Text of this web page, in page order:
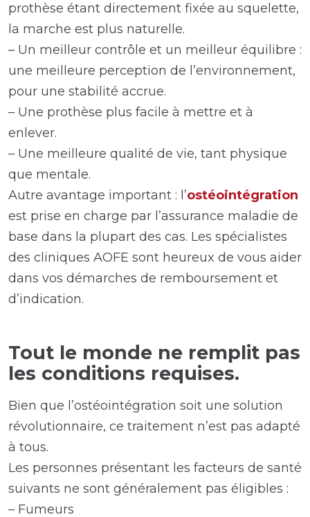
prothèse étant directement fixée au squelette,
la marche est plus naturelle.
– Un meilleur contrôle et un meilleur équilibre :
une meilleure perception de l’environnement,
pour une stabilité accrue.
– Une prothèse plus facile à mettre et à
enlever.
– Une meilleure qualité de vie, tant physique
que mentale.
Autre avantage important : l’ostéointégration
est prise en charge par l’assurance maladie de
base dans la plupart des cas. Les spécialistes
des cliniques AOFE sont heureux de vous aider
dans vos démarches de remboursement et
d’indication.
Tout le monde ne remplit pas
les conditions requises.
Bien que l’ostéointégration soit une solution
révolutionnaire, ce traitement n’est pas adapté
à tous.
Les personnes présentant les facteurs de santé
suivants ne sont généralement pas éligibles :
– Fumeurs